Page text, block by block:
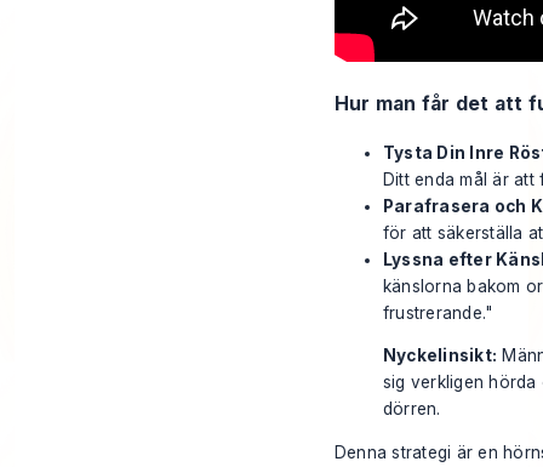
Hur man får det att
Tysta Din Inre
Ditt enda mål är att
Parafrasera och
för att säkerställa
Lyssna efter
känslorna bakom
frustrerande."
Nyckelinsikt:
sig verkligen hörda
dörren.
Denna strategi är en